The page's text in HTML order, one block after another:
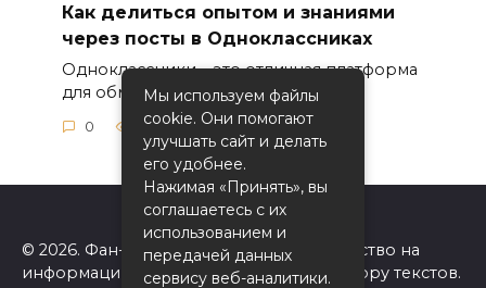
Как делиться опытом и знаниями
через посты в Одноклассниках
Одноклассники – это отличная платформа
для обмена опытом
0 51
© 2026. Фан-сайт Одноклассники. Авторство на
информацию на сайте принадлежит автору текстов.
Мы используем файлы
cookie. Они помогают
улучшать сайт и делать
его удобнее.
Нажимая «Принять», вы
соглашаетесь с их
использованием и
передачей данных
сервису веб-аналитики.